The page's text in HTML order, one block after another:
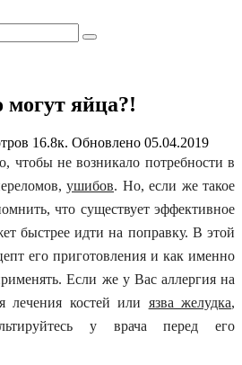
яйца?!
16.8к. Обновлено 05.04.2019
чтобы не возникало потребности в
ушибов. Но, если же такое
что существует эффективное
быстрее идти на поправку. В этой
его приготовления и как именно
Если же у Вас аллергия на
лечения костей или язва желудка,
у врача перед его